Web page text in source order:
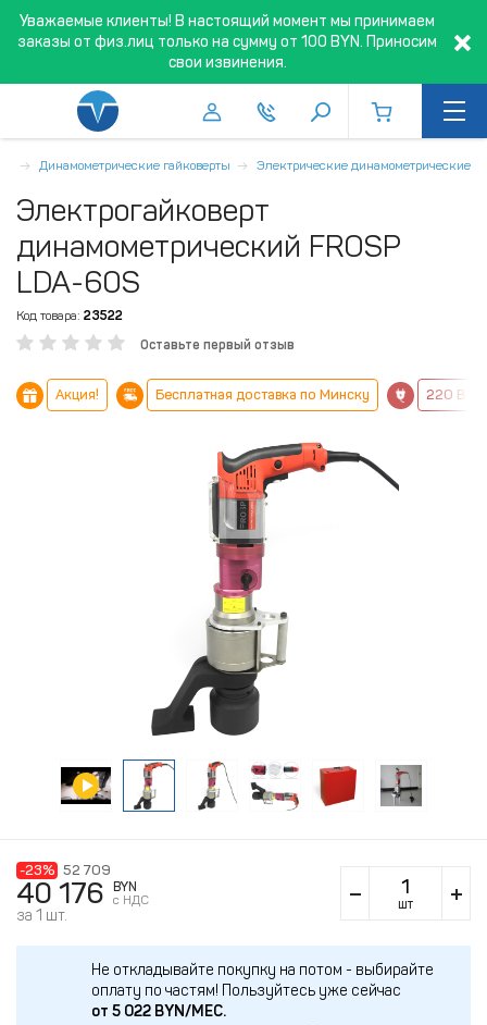
Уважаемые клиенты! В настоящий момент мы принимаем
заказы от физ.лиц только на сумму от 100 BYN. Приносим
свои извинения.
Динамометрические гайковерты Электрические динамометрические
Электрогайковерт
динамометрический FROSP
LDA-60S
Код товара: 23522
Оставьте первый отзыв
Акция! Бесплатная доставка по Минску 220 В
-23% 52 709
40 176
BYN
c НДС
за 1 шт.
шт
Не откладывайте покупку на потом - выбирайте
оплату по частям! Пользуйтесь уже сейчас
от 5 022 BYN/МЕС.